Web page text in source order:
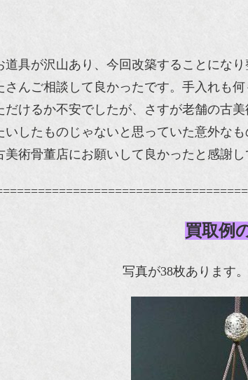
道具が沢山あり、今回改築することにな
さんご相談して良かったです。手入れも
だけるか不安でしたが、さすが老舗の古
いしたものじゃないと思っていた意外な
美術骨董店にお願いして良かったと感謝し
買取例
写真が38枚あります